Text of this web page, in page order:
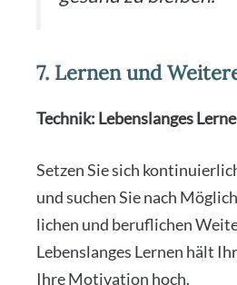
7. Lernen und
Tech­nik: Lebens­lan­ges
Set­zen Sie sich
und suchen Sie nach
li­chen und beruf­li­chen
Lebens­lan­ges Ler­nen hält
Ihre Moti­va­ti­on hoch.